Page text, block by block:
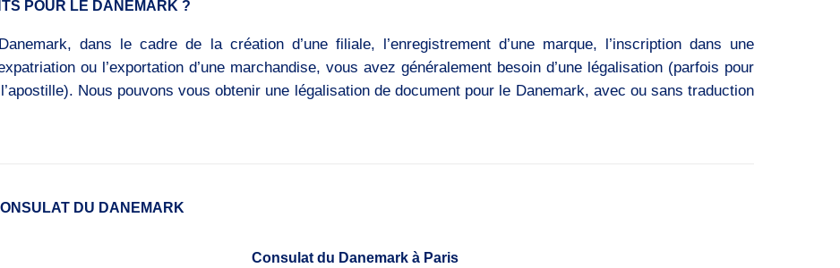
POUR LE DANEMARK ?
dans le cadre de la création d’une filiale, l’enregistrement d’une marque, l’inscription dans une
ou l’exportation d’une marchandise, vous avez généralement besoin d’une légalisation (parfois pour
Nous pouvons vous obtenir une légalisation de document pour le Danemark, avec ou sans traduction
DU DANEMARK
Consulat du Danemark à Paris